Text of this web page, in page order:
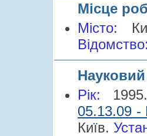
Місце
Місто:
Відомство:
Науковий
Рік: 1995.
05.13.09 -
Київ.